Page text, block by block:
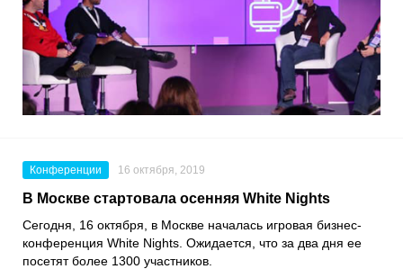
Конференции 16 октября, 2019
В Москве стартовала осенняя White Nights
Сегодня, 16 октября, в Москве началась игровая бизнес-
конференция White Nights. Ожидается, что за два дня ее
посетят более 1300 участников.